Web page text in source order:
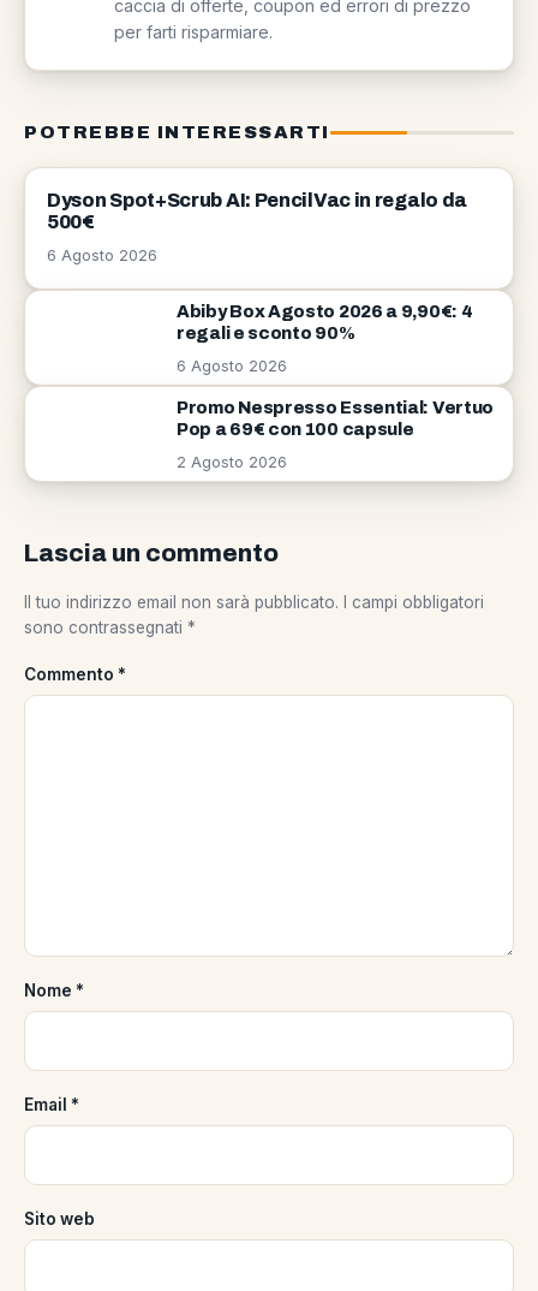
caccia di offerte, coupon ed errori di prezzo
per farti risparmiare.
POTREBBE INTERESSARTI
OFFERTE
Dyson Spot+Scrub AI: PencilVac in regalo da
500€
6 Agosto 2026
Abiby Box Agosto 2026 a 9,90€: 4
regali e sconto 90%
6 Agosto 2026
Promo Nespresso Essential: Vertuo
Pop a 69€ con 100 capsule
2 Agosto 2026
Lascia un commento
Il tuo indirizzo email non sarà pubblicato.
I campi obbligatori
sono contrassegnati *
Commento *
Nome *
Email *
Sito web